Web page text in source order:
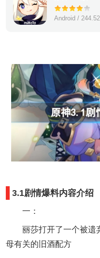
Android /
3.1剧情爆料内容介绍
一：
丽莎打开了一个被遗
母有关的旧酒配方